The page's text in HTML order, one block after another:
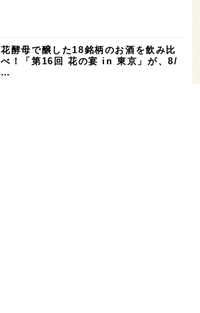
花酵母で醸した18銘柄のお酒を飲み比
べ！「第16回 花の宴 in 東京」が、8/
…